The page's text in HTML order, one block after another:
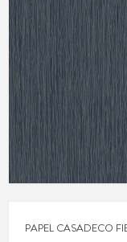
PAPEL CASADECO